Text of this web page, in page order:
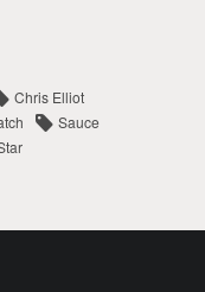
Chris Elliot
Sauce